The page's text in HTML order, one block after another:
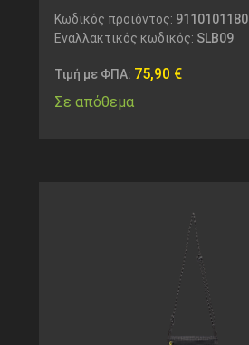
Κωδικός προϊόντος: 9110101180
Εναλλακτικός κωδικός: SLB09
Τιμή με ΦΠΑ: 75,90 €
Σε απόθεμα